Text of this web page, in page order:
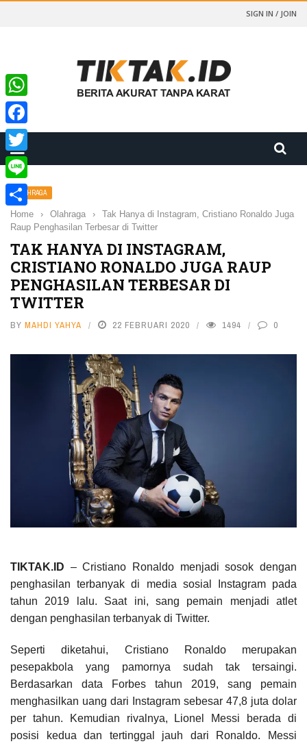
SIGN IN / JOIN
OLAHRAGA
Home › Olahraga ›
Tak Hanya di Instagram, Cristiano Ronaldo Juga
Raup Penghasilan Terbesar di Twitter
TAK HANYA DI INSTAGRAM,
CRISTIANO RONALDO JUGA RAUP
PENGHASILAN TERBESAR DI
TWITTER
BY MAHDI YAHYA 22 FEBRUARI 2020 1494 0
TIKTAK.ID – Cristiano Ronaldo menjadi sosok dengan
penghasilan terbanyak di media sosial Instagram pada
tahun 2019 lalu. Saat ini, sang pemain menjadi atlet
dengan penghasilan terbanyak di Twitter.
Seperti diketahui, Cristiano Ronaldo merupakan
pesepakbola yang pamornya sudah tak tersaingi.
Berdasarkan data Forbes tahun 2019, sang pemain
menghasilkan uang dari Instagram sebesar 47,8 juta dolar
per tahun. Kemudian rivalnya, Lionel Messi berada di
posisi kedua dan tertinggal jauh dari Ronaldo. Messi
WhatsApp
Facebook
Twitter
Line
Share